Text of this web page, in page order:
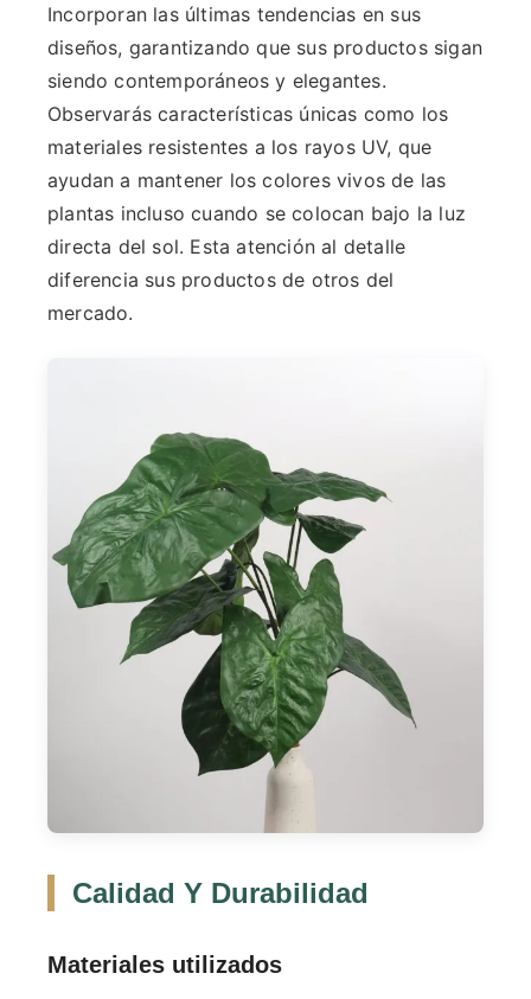
Incorporan las últimas tendencias en sus
diseños, garantizando que sus productos sigan
siendo contemporáneos y elegantes.
Observarás características únicas como los
materiales resistentes a los rayos UV, que
ayudan a mantener los colores vivos de las
plantas incluso cuando se colocan bajo la luz
directa del sol. Esta atención al detalle
diferencia sus productos de otros del
mercado.
Calidad Y Durabilidad
Materiales utilizados